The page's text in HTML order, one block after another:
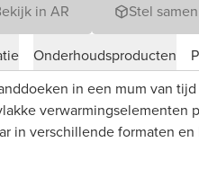
in AR Stel
Onderhoudsproducten
in een mum van
verwarmingselementen
in verschillende formaten en